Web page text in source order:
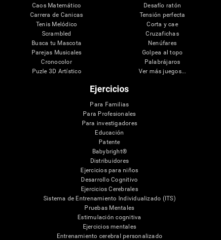
Caos Matemático
Carrera de Canicas
Tenis Melódico
Scrambled
Busca tu Mascota
Parejas Musicales
Cronocolor
Puzle 3D Artístico
Desafío ratón
Tensión perfecta
Corta y cae
Cruzafichas
Nenúfares
Golpea al topo
Palabrájaros
Ver más juegos...
Ejercicios
Para Familias
Para Profesionales
Para investigadores
Educación
Patente
Babybright®
Distribuidores
Ejercicios para niños
Desarrollo Cognitivo
Ejercicios Cerebrales
Sistema de Entrenamiento Individualizado (ITS)
Pruebas Mentales
Estimulación cognitiva
Ejercicios mentales
Entrenamiento cerebral personalizado